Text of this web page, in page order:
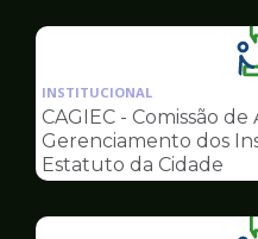
INSTITUCIONAL
CAGIEC - Comissão de
Gerenciamento dos
Estatuto da Cidade